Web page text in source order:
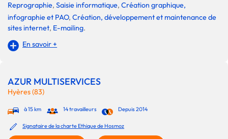
Reprographie, Saisie informatique, Création graphique,
infographie et PAO, Création, développement et maintenance de
sites internet, E-mailing.
En savoir +
AZUR MULTISERVICES
Hyères (83)
à 15 km 14 travailleurs Depuis 2014
Signataire de la charte Ethique de Hosmoz